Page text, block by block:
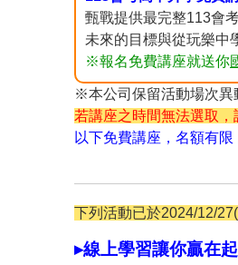
甄戰提供最完整113會
未來的目標與從玩樂中
※報名免費講座就送你
※本公司保留活動場次異
若講座之時間無法選取，
以下免費講座，名額有限
下列活動已於2024/12/
▸線上學習讓你贏在